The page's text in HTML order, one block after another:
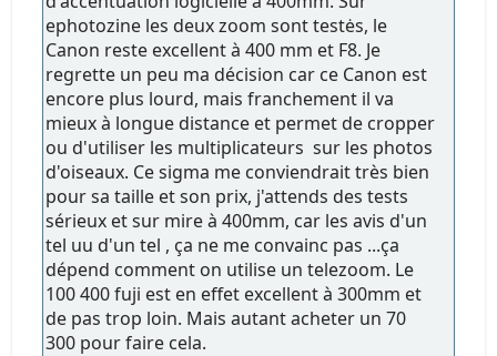
ephotozine les deux zoom sont testės, le
Canon reste excellent à 400 mm et F8. Je
regrette un peu ma décision car ce Canon est
encore plus lourd, mais franchement il va
mieux à longue distance et permet de cropper
ou d'utiliser les multiplicateurs sur les photos
d'oiseaux. Ce sigma me conviendrait très bien
pour sa taille et son prix, j'attends des tests
sérieux et sur mire à 400mm, car les avis d'un
tel uu d'un tel , ça ne me convainc pas ...ça
dépend comment on utilise un telezoom. Le
100 400 fuji est en effet excellent à 300mm et
de pas trop loin. Mais autant acheter un 70
300 pour faire cela.